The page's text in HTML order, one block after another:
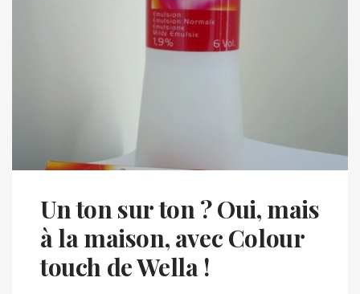
Un ton sur ton ? Oui, mais
à la maison, avec Colour
touch de Wella !